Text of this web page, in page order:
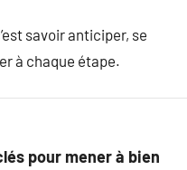
savoir anticiper, se
à chaque étape.
pour mener à bien